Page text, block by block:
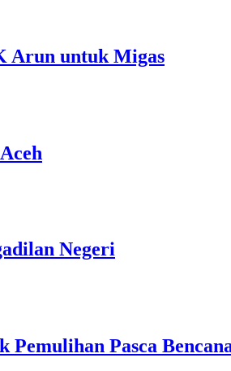
Arun untuk Migas
Negeri
Pasca